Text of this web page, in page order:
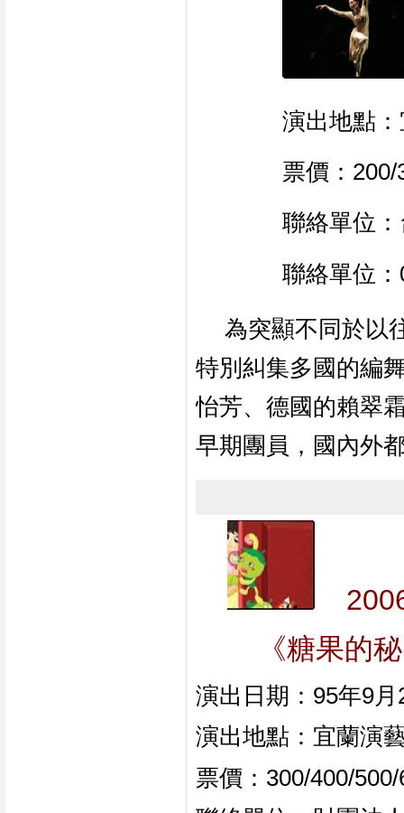
演出地點
票價：
聯絡單位
聯絡單位
為突顯不同於以
特別糾集多國的編
怡芳、德國的賴翠
早期團員，國內外
《糖果的
演出日期：95年9月
演出地點：宜蘭演
票價：300/400/